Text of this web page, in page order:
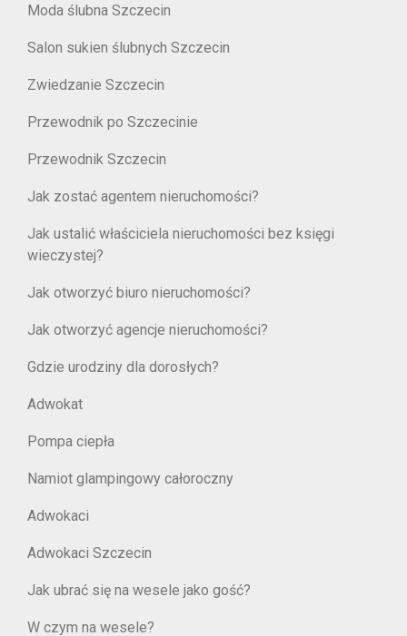
Moda ślubna Szczecin
Salon sukien ślubnych Szczecin
Zwiedzanie Szczecin
Przewodnik po Szczecinie
Przewodnik Szczecin
Jak zostać agentem nieruchomości?
Jak ustalić właściciela nieruchomości bez księgi
wieczystej?
Jak otworzyć biuro nieruchomości?
Jak otworzyć agencje nieruchomości?
Gdzie urodziny dla dorosłych?
Adwokat
Pompa ciepła
Namiot glampingowy całoroczny
Adwokaci
Adwokaci Szczecin
Jak ubrać się na wesele jako gość?
W czym na wesele?